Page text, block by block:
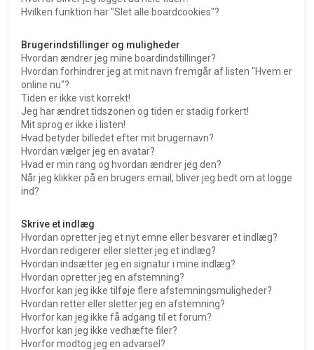
Hvilken funktion har "Slet alle boardcookies"?
Brugerindstillinger og muligheder
Hvordan ændrer jeg mine boardindstillinger?
Hvordan forhindrer jeg at mit navn fremgår af listen "Hvem er
online nu"?
Tiden er ikke vist korrekt!
Jeg har ændret tidszonen og tiden er stadig forkert!
Mit sprog er ikke i listen!
Hvad betyder billedet efter mit brugernavn?
Hvordan vælger jeg en avatar?
Hvad er min rang og hvordan ændrer jeg den?
Når jeg klikker på en brugers email, bliver jeg bedt om at logge
ind?
Skrive et indlæg
Hvordan opretter jeg et nyt emne eller besvarer et indlæg?
Hvordan redigerer eller sletter jeg et indlæg?
Hvordan indsætter jeg en signatur i mine indlæg?
Hvordan opretter jeg en afstemning?
Hvorfor kan jeg ikke tilføje flere afstemningsmuligheder?
Hvordan retter eller sletter jeg en afstemning?
Hvorfor kan jeg ikke få adgang til et forum?
Hvorfor kan jeg ikke vedhæfte filer?
Hvorfor modtog jeg en advarsel?